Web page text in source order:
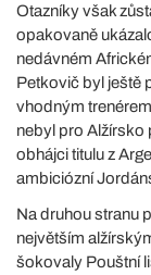
Otazníky však
opakovaně
nedávném
Petkovič byl ještě
vhodným
nebyl pro Alžírsko
obhájci titulu z
ambiciózní
Na druhou stranu
největším
šokovaly Pouštní